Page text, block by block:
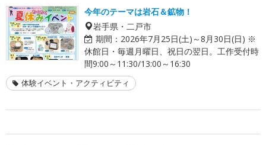
今年のテーマは岩石＆鉱物！
岩手県・二戸市
期間： 2026年7月25日(土)～8月30日(日) ※
休館日・毎週月曜日、祝日の翌日。工作受付時
間9:00～11:30/13:00～16:30
体験イベント・アクティビティ